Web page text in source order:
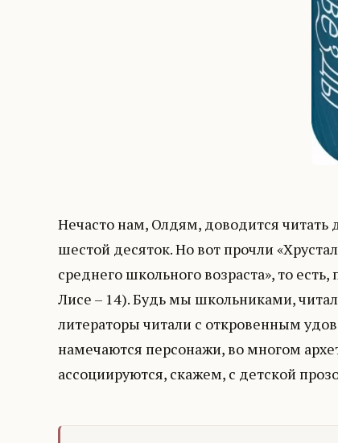
Нечасто нам, Олдям, доводится
шестой десяток. Но вот прочли
среднего школьного возраста», то
Лисе – 14). Будь мы школьниками,
литераторы читали с откровенным
намечаются персонажи, во многом
ассоциируются, скажем, с детской